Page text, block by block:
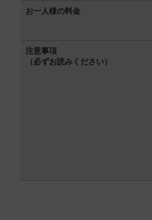
お一人様の料金
注意事項
（必ずお読みください）